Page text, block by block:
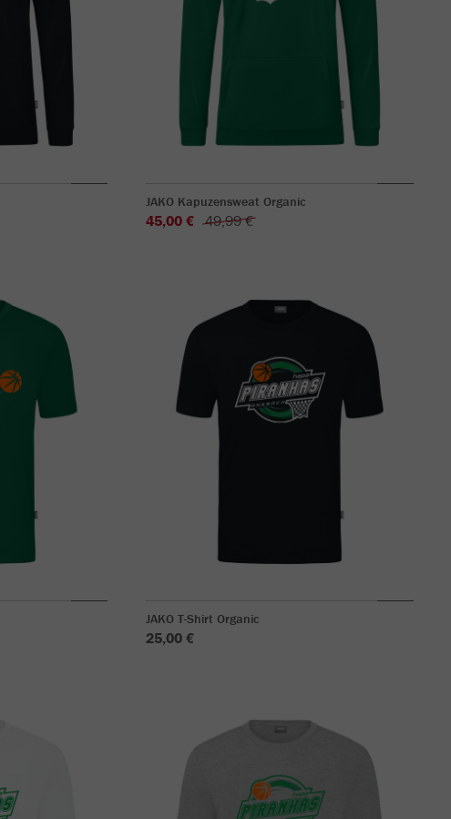
JAKO Kapuzensweat Organic
45,00 € 49,99 €
JAKO T-Shirt Organic
25,00 €